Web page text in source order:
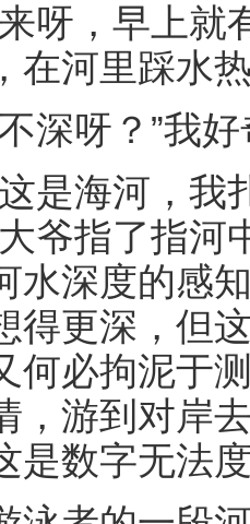
，早上就
在河里踩水
呀？”我好
海河，我
爷指了指
水深度的感
得更深，但
何必拘泥于
，游到对岸
是数字无法